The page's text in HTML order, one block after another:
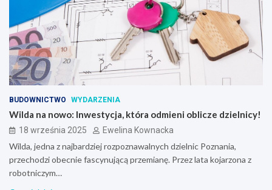
BUDOWNICTWO WYDARZENIA
Wilda na nowo: Inwestycja, która odmieni oblicze dzielnicy!
18 września 2025 Ewelina Kownacka
Wilda, jedna z najbardziej rozpoznawalnych dzielnic Poznania,
przechodzi obecnie fascynującą przemianę. Przez lata kojarzona z
robotniczym…